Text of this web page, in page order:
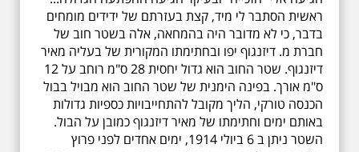
ראשית הסתבר לי מיד, קצת בעזרתם של ידידים מומחים
בדבר, כי לא מדובר היה בהמחאה, אלה בשטר חוב של
חברת מ. דיזנגוף יפו ובחתימתו המקורית של בעליה מאיר
דיזנגוף. שטר החוב הוא גדול יחסית 28 ס"מ רוחב על 12
ס"מ אורך. בפינה הימנית של שטר החוב הוא מבויל בבול
הכנסה טורקי, הליך מקובל להתחייבויות כספיות גדולות
באותם ימים וחתימתו של מאיר דיזנגוף כמובן על הבול.
השטר ניתן ב 6 ביולי 1914, ימים אחדים לפני פרוץ